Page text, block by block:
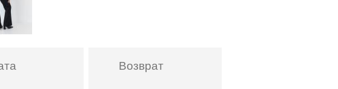
Возврат